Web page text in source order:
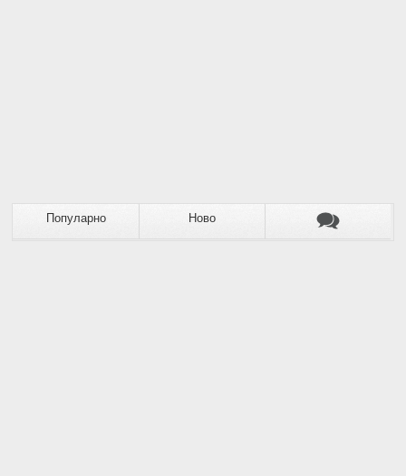
Популарно Ново